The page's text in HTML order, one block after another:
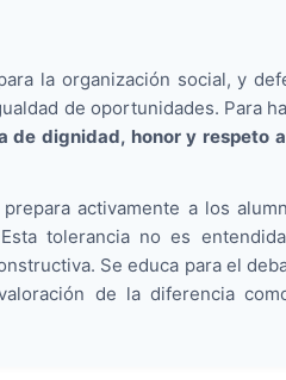
la organización social, y
de oportunidades. Para
de dignidad, honor y respeto
activamente a los
tolerancia no es
Se educa para el
de la diferencia